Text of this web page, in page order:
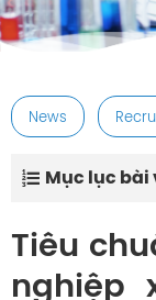
post
News
Mục lục bài
Tiêu
nghiệp